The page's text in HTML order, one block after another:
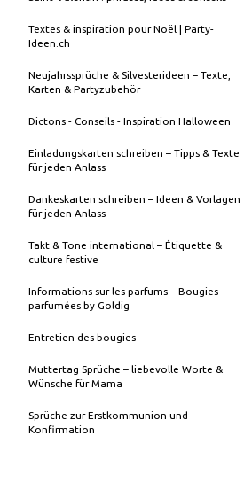
Textes & inspiration pour Noël | Party-
Ideen.ch
Neujahrssprüche & Silvesterideen – Texte,
Karten & Partyzubehör
Dictons - Conseils - Inspiration Halloween
Einladungskarten schreiben – Tipps & Texte
für jeden Anlass
Dankeskarten schreiben – Ideen & Vorlagen
für jeden Anlass
Takt & Tone international – Étiquette &
culture festive
Informations sur les parfums – Bougies
parfumées by Goldig
Entretien des bougies
Muttertag Sprüche – liebevolle Worte &
Wünsche für Mama
Sprüche zur Erstkommunion und
Konfirmation